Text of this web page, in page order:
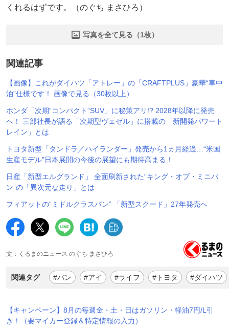
くれるはずです。（のぐち まさひろ）
写真を全て見る（1枚）
関連記事
【画像】これがダイハツ「アトレー」の「CRAFTPLUS」豪華“車中
泊”仕様です！ 画像で見る（30枚以上）
ホンダ「次期“コンパクト”SUV」に秘策アリ!? 2028年以降に発売
へ！ 三部社長が語る「次期型ヴェゼル」に搭載の「新開発パワート
レイン」とは
トヨタ新型「タンドラ／ハイランダー」発売から1ヵ月経過…“米国
生産モデル”日本展開の今後の展望にも期待高まる！
日産「新型エルグランド」 全面刷新された“キング・オブ・ミニバ
ン”の「異次元な走り」とは
フィアットの“ミドルクラスバン” 「新型スクード」27年発売へ
文：くるまのニュース のぐち まさひろ
関連タグ #バン #アイ #ライフ #トヨタ #ダイハツ
【キャンペーン】8月の毎週金・土・日はガソリン・軽油7円/L引
き！（要マイカー登録＆特定情報の入力）